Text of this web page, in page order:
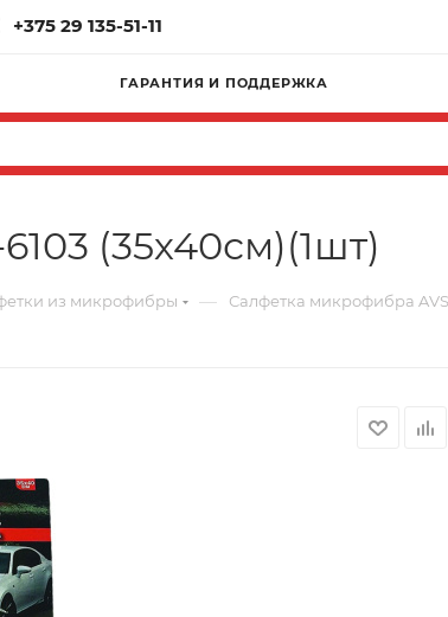
+375 29 135-51-11
ГАРАНТИЯ И ПОДДЕРЖКА
(35х40см)(1шт)
из микрофибры — Салфетка микрофибра AVS